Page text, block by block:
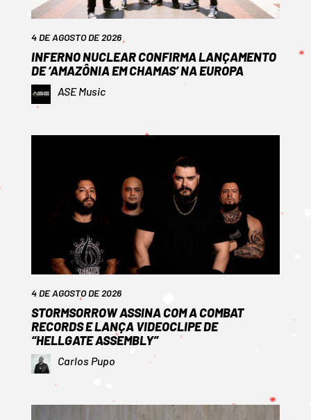
4 DE AGOSTO DE 2026
INFERNO NUCLEAR CONFIRMA LANÇAMENTO
DE ‘AMAZÔNIA EM CHAMAS’ NA EUROPA
ASE Music
4 DE AGOSTO DE 2026
STORMSORROW ASSINA COM A COMBAT
RECORDS E LANÇA VIDEOCLIPE DE
“HELLGATE ASSEMBLY”
Carlos Pupo